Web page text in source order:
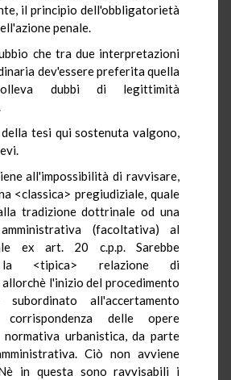
il principio dell'obbligatorietà
penale.
che tra due interpretazioni
dev'essere preferita quella
dubbi di legittimità
tesi qui sostenuta valgono,
all'impossibilità di ravvisare,
<classica> pregiudiziale, quale
tradizione dottrinale od una
(facoltativa) al
ex art. 20 c.p.p. Sarebbe
la <tipica> relazione di
l'inizio del procedimento
all'accertamento
delle opere
urbanistica, da parte
Ciò non avviene
in questa sono ravvisabili i